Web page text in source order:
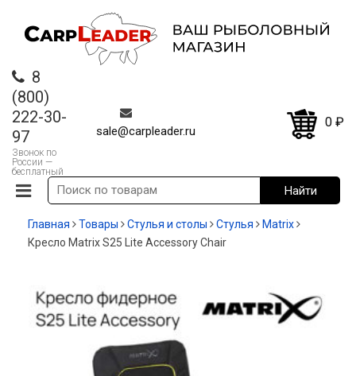
8
(800)
222-30-
97
Звонок по
России —
бесплатный
sale@carpleader.ru
0 ₽
Главная Товары Стулья и столы Стулья
Matrix
Кресло Matrix S25 Lite Accessory Chair